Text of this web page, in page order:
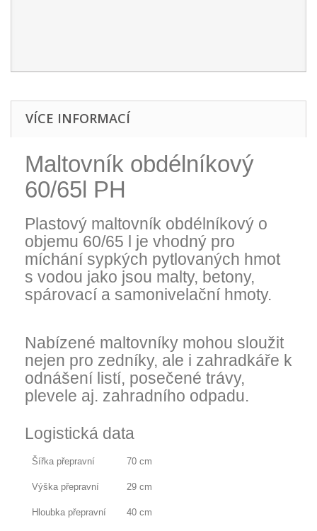
VÍCE INFORMACÍ
Maltovník obdélníkový
60/65l PH
Plastový maltovník obdélníkový o
objemu 60/65 l je vhodný pro
míchání sypkých pytlovaných hmot
s vodou jako jsou malty, betony,
spárovací a samonivelační hmoty.
Nabízené maltovníky mohou sloužit
nejen pro zedníky, ale i zahradkáře k
odnášení listí, posečené trávy,
plevele aj. zahradního odpadu.
Logistická data
Šířka přepravní 70 cm
Výška přepravní 29 cm
Hloubka přepravní 40 cm